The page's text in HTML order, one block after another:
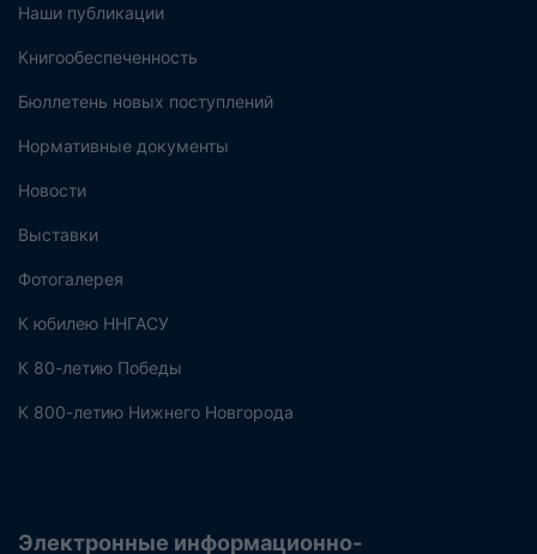
Наши публикации
Книгообеспеченность
Бюллетень новых поступлений
Нормативные документы
Новости
Выставки
Фотогалерея
К юбилею ННГАСУ
К 80-летию Победы
К 800-летию Нижнего Новгорода
Электронные информационно-